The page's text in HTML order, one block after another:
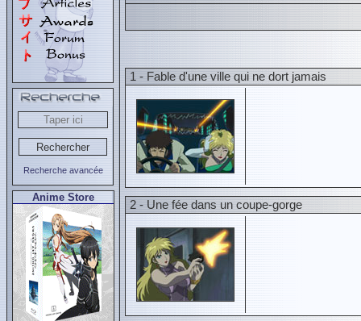
Recherche avancée
Anime Store
1 - Fable d'une ville qui ne dort jamais
2 - Une fée dans un coupe-gorge